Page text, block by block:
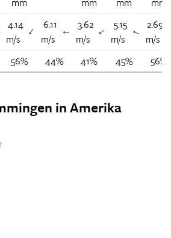
4.14
m/s
↑
6.11
m/s
↑
3.62
m/s ↑
5.15
m/s
↑
2.69
m/s
56% 44% 41% 45% 56%
in Amerika